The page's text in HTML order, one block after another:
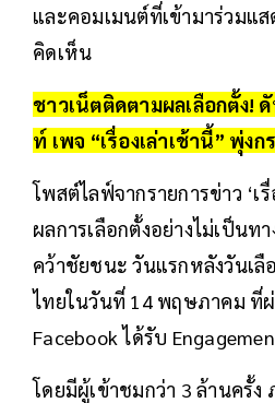
และคอมเมนต์ที่เข้ามาร่วมแ
คิดเห็น
ชาวเน็ตติดตามผลเลือกตั้ง!
ท์ เพจ “เรื่องเล่าเช้านี้” พุ่งก
โพสต์ไลฟ์จากรายการข่าว ‘เ
ผลการเลือกตั้งอย่างไม่เป็นท
คว้าชัยชนะ วันแรกหลังวันเ
ไทยในวันที่ 14 พฤษภาคม ที่
Facebook ได้รับ
โดยมีผู้เข้าชมกว่า 3 ล้านครั้ง